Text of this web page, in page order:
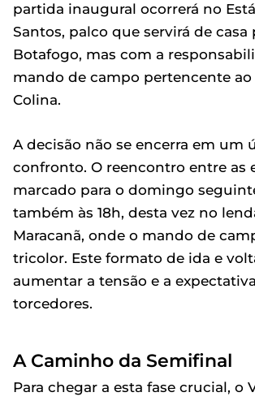
partida inaugural ocorrerá no
Santos, palco que servirá de casa
Botafogo, mas com a
mando de campo pertencente ao
Colina.
A decisão não se encerra em um
confronto. O reencontro entre as
marcado para o domingo
também às 18h, desta vez no
Maracanã, onde o mando de
tricolor. Este formato de ida e
aumentar a tensão e a
torcedores.
A Caminho da Semifinal
Para chegar a esta fase crucial, o